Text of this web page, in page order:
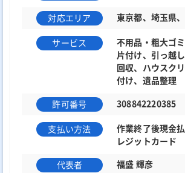
対応エリア 東京都、埼玉県
サービス
不用品・粗大ゴ
片付け、引っ越
回収、ハウスク
付け、遺品整理
許可番号
308842220385
支払い方法
作業終了後現金
レジットカード
代表者
福盛 輝彦